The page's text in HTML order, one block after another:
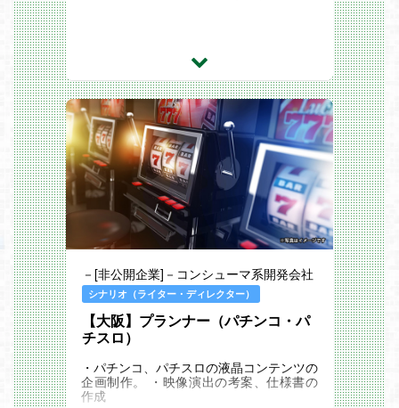
－[非公開企業]－コンシューマ系開発会社
シナリオ（ライター・ディレクター）
【大阪】プランナー（パチンコ・パ
チスロ）
・パチンコ、パチスロの液晶コンテンツの
企画制作。 ・映像演出の考案、仕様書の
作成